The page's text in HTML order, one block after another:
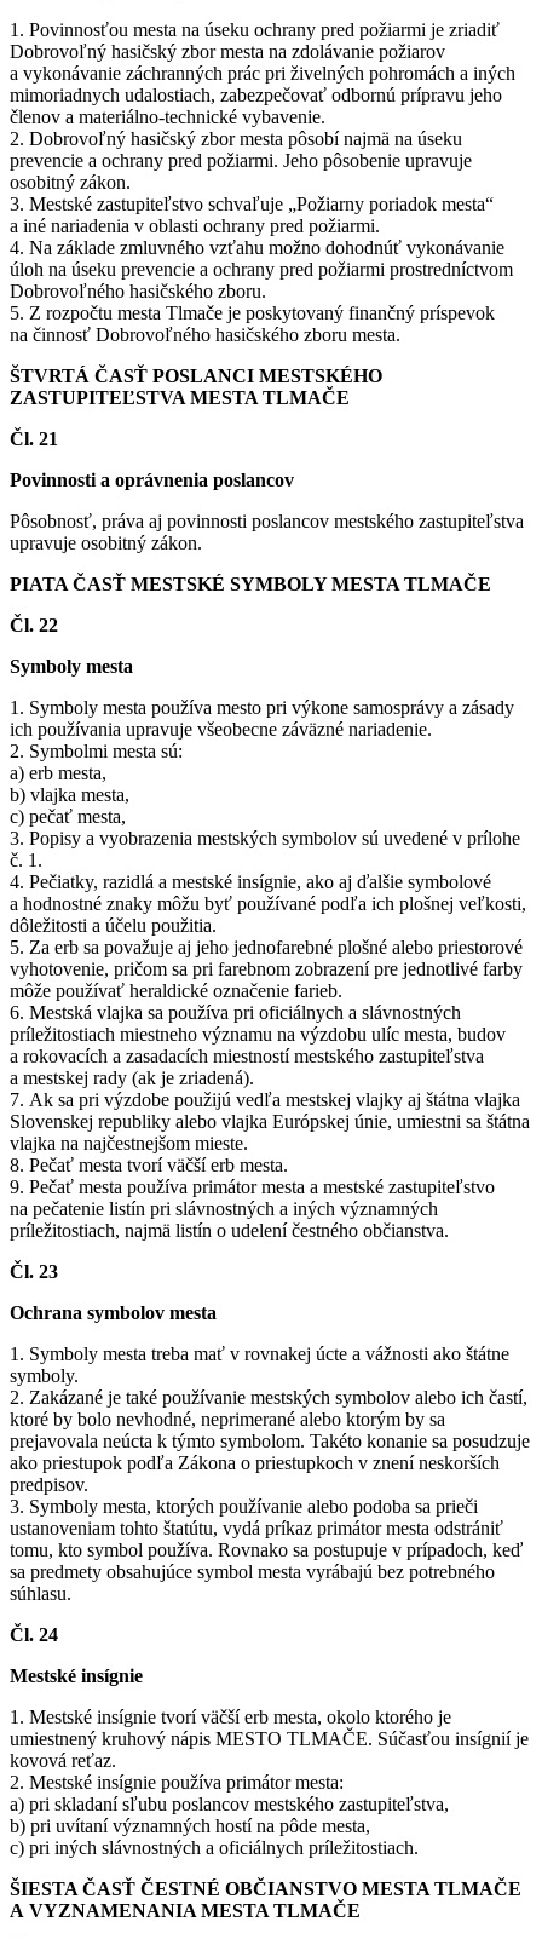
1. Povinnosťou mesta na úseku ochrany pred požiarmi je zriadiť
Dobrovoľný hasičský zbor mesta na zdolávanie požiarov
a vykonávanie záchranných prác pri živelných pohromách a iných
mimoriadnych udalostiach, zabezpečovať odbornú prípravu jeho
členov a materiálno-technické vybavenie.
2. Dobrovoľný hasičský zbor mesta pôsobí najmä na úseku
prevencie a ochrany pred požiarmi. Jeho pôsobenie upravuje
osobitný zákon.
3. Mestské zastupiteľstvo schvaľuje „Požiarny poriadok mesta“
a iné nariadenia v oblasti ochrany pred požiarmi.
4. Na základe zmluvného vzťahu možno dohodnúť vykonávanie
úloh na úseku prevencie a ochrany pred požiarmi prostredníctvom
Dobrovoľného hasičského zboru.
5. Z rozpočtu mesta Tlmače je poskytovaný finančný príspevok
na činnosť Dobrovoľného hasičského zboru mesta.
ŠTVRTÁ ČASŤ POSLANCI MESTSKÉHO
ZASTUPITEĽSTVA MESTA TLMAČE
Čl. 21
Povinnosti a oprávnenia poslancov
Pôsobnosť, práva aj povinnosti poslancov mestského zastupiteľstva
upravuje osobitný zákon.
PIATA ČASŤ MESTSKÉ SYMBOLY MESTA TLMAČE
Čl. 22
Symboly mesta
1. Symboly mesta používa mesto pri výkone samosprávy a zásady
ich používania upravuje všeobecne záväzné nariadenie.
2. Symbolmi mesta sú:
a) erb mesta,
b) vlajka mesta,
c) pečať mesta,
3. Popisy a vyobrazenia mestských symbolov sú uvedené v prílohe
č. 1.
4. Pečiatky, razidlá a mestské insígnie, ako aj ďalšie symbolové
a hodnostné znaky môžu byť používané podľa ich plošnej veľkosti,
dôležitosti a účelu použitia.
5. Za erb sa považuje aj jeho jednofarebné plošné alebo priestorové
vyhotovenie, pričom sa pri farebnom zobrazení pre jednotlivé farby
môže používať heraldické označenie farieb.
6. Mestská vlajka sa používa pri oficiálnych a slávnostných
príležitostiach miestneho významu na výzdobu ulíc mesta, budov
a rokovacích a zasadacích miestností mestského zastupiteľstva
a mestskej rady (ak je zriadená).
7. Ak sa pri výzdobe použijú vedľa mestskej vlajky aj štátna vlajka
Slovenskej republiky alebo vlajka Európskej únie, umiestni sa štátna
vlajka na najčestnejšom mieste.
8. Pečať mesta tvorí väčší erb mesta.
9. Pečať mesta používa primátor mesta a mestské zastupiteľstvo
na pečatenie listín pri slávnostných a iných významných
príležitostiach, najmä listín o udelení čestného občianstva.
Čl. 23
Ochrana symbolov mesta
1. Symboly mesta treba mať v rovnakej úcte a vážnosti ako štátne
symboly.
2. Zakázané je také používanie mestských symbolov alebo ich častí,
ktoré by bolo nevhodné, neprimerané alebo ktorým by sa
prejavovala neúcta k týmto symbolom. Takéto konanie sa posudzuje
ako priestupok podľa Zákona o priestupkoch v znení neskorších
predpisov.
3. Symboly mesta, ktorých používanie alebo podoba sa prieči
ustanoveniam tohto štatútu, vydá príkaz primátor mesta odstrániť
tomu, kto symbol používa. Rovnako sa postupuje v prípadoch, keď
sa predmety obsahujúce symbol mesta vyrábajú bez potrebného
súhlasu.
Čl. 24
Mestské insígnie
1. Mestské insígnie tvorí väčší erb mesta, okolo ktorého je
umiestnený kruhový nápis MESTO TLMAČE. Súčasťou insígnií je
kovová reťaz.
2. Mestské insígnie používa primátor mesta:
a) pri skladaní sľubu poslancov mestského zastupiteľstva,
b) pri uvítaní významných hostí na pôde mesta,
c) pri iných slávnostných a oficiálnych príležitostiach.
ŠIESTA ČASŤ ČESTNÉ OBČIANSTVO MESTA TLMAČE
A VYZNAMENANIA MESTA TLMAČE